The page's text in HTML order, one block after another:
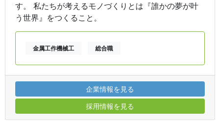
す。 私たちが考えるモノづくりとは『誰かの夢が叶
う世界』をつくること。
金属工作機械工 総合職
企業情報を見る
採用情報を見る